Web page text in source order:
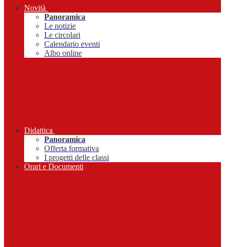
Novità
Panoramica
Le notizie
Le circolari
Calendario eventi
Albo online
Didattica
Panoramica
Offerta formativa
I progetti delle classi
Orari e Documenti